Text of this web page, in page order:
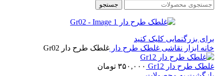
جستجو
برای بزرگنمایی کلیک کنید
خانه ابزار نقاشی غلطک طرح دار غلطک طرح دار Gr02
غلطک طرح دار Gr12 ۳۵۰,۰۰۰ تومان